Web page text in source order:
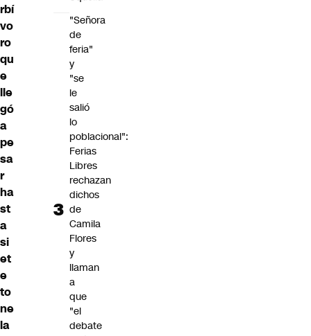
rbí
vo
ro
qu
e
lle
gó
a
pe
sa
r
ha
st
a
si
et
e
to
ne
la
"Señora
de
feria"
y
"se
le
salió
lo
poblacional":
Ferias
Libres
rechazan
dichos
de
Camila
Flores
y
llaman
a
que
"el
debate